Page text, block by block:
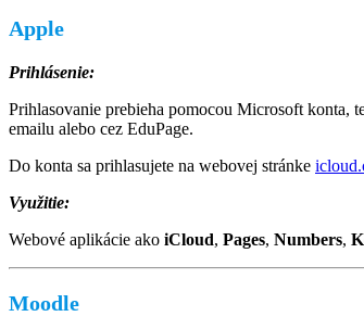
Apple
Prihlásenie:
Prihlasovanie prebieha pomocou Microsoft konta,
emailu alebo cez EduPage.
Do konta sa prihlasujete na webovej stránke
Využitie:
Webové aplikácie ako iCloud, Pages, Numbers,
Moodle